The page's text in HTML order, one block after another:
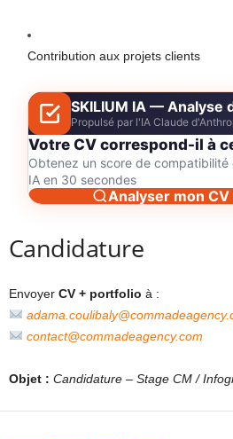
Contribution aux projets clients
SKILIUM IA — Analyse
Propulsé par l'IA Claude
Votre CV correspond-il à
Obtenez un score de
IA en 30 secondes
Analyser mon
Candidature
Envoyer CV + portfolio à :
contact@commadeagency.com
Objet : Candidature – Stage CM /